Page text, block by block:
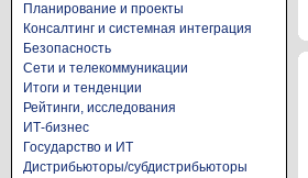
Планирование и проекты
Консалтинг и системная интеграция
Безопасность
Сети и телекоммуникации
Итоги и тенденции
Рейтинги, исследования
ИТ-бизнес
Государство и ИТ
Дистрибьюторы/субдистрибьюторы